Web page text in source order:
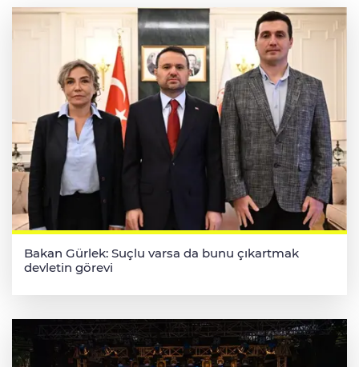
Bakan Gürlek: Suçlu varsa da bunu çıkartmak
devletin görevi